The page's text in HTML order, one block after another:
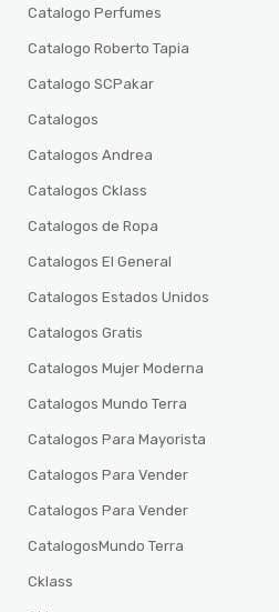
Catalogo Perfumes
Catalogo Roberto Tapia
Catalogo SCPakar
Catalogos
Catalogos Andrea
Catalogos Cklass
Catalogos de Ropa
Catalogos El General
Catalogos Estados Unidos
Catalogos Gratis
Catalogos Mujer Moderna
Catalogos Mundo Terra
Catalogos Para Mayorista
Catalogos Para Vender
Catalogos Para Vender
CatalogosMundo Terra
Cklass